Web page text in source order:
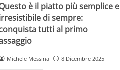
Questo è il piatto più semplice e
irresistibile di sempre:
conquista tutti al primo
Michele Messina 8 Dicembre 2025